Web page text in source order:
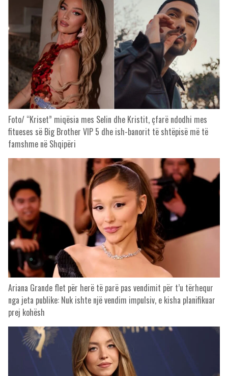
Foto/ “Kriset” miqësia mes Selin dhe Kristit, çfarë ndodhi mes
fitueses së Big Brother VIP 5 dhe ish-banorit të shtëpisë më të
famshme në Shqipëri
Ariana Grande flet për herë të parë pas vendimit për t’u tërhequr
nga jeta publike: Nuk ishte një vendim impulsiv, e kisha planifikuar
prej kohësh